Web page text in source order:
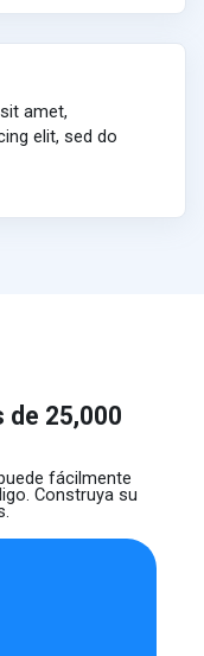
amet,
elit, sed do
de 25,000
fácilmente
Construya su